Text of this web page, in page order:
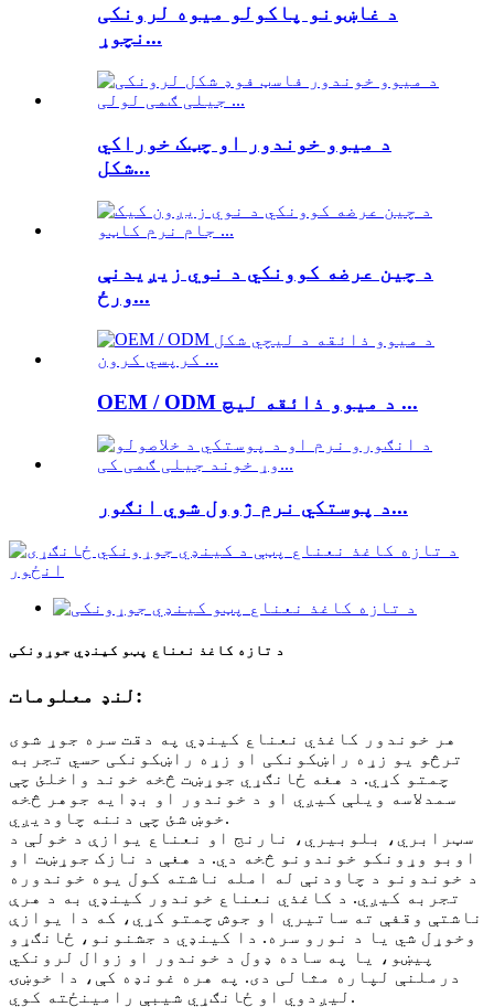
د غاښونو پاکولو میوه لرونکی
نچوړ...
د میوو خوندور او چټک خوراکي
شکل...
د چین عرضه کوونکي د نوي زیږیدنې
ورځ...
OEM / ODM د میوو ذائقه لیچ ...
د پوستکي نرم ژوول شوي انګور...
د تازه کاغذ نعناع پټو کینډي جوړونکی
لنډ معلومات:
هر خوندور کاغذي نعناع کینډي په دقت سره جوړ شوی
ترڅو یو زړه راښکونکی او زړه راښکونکی حسي تجربه
چمتو کړي. د هغه ځانګړي جوړښت څخه خوند واخلئ چې
سمدلاسه ویلې کیږي او د خوندور او بډایه جوهر څخه
خوښ شئ چې دننه چاودیږي.
سټرابري، بلوبیري، نارنج او نعناع یوازې د خولې د
اوبو وړونکو خوندونو څخه دي. د هغې د نازک جوړښت او
د خوندونو د چاودنې له امله ناشته کول یوه خوندوره
تجربه کیږي. د کاغذي نعناع خوندور کینډي به د هرې
ناشتې وقفې ته ساتیري او جوش چمتو کړي، که دا یوازې
وخوړل شي یا د نورو سره. دا کینډي د جشنونو، ځانګړو
پیښو، یا په ساده ډول د خوندور او زوال لرونکي
درملنې لپاره مثالی دی. په هره غونډه کې، دا خوښۍ
لیږدوي او ځانګړي شیبې رامینځته کوي.